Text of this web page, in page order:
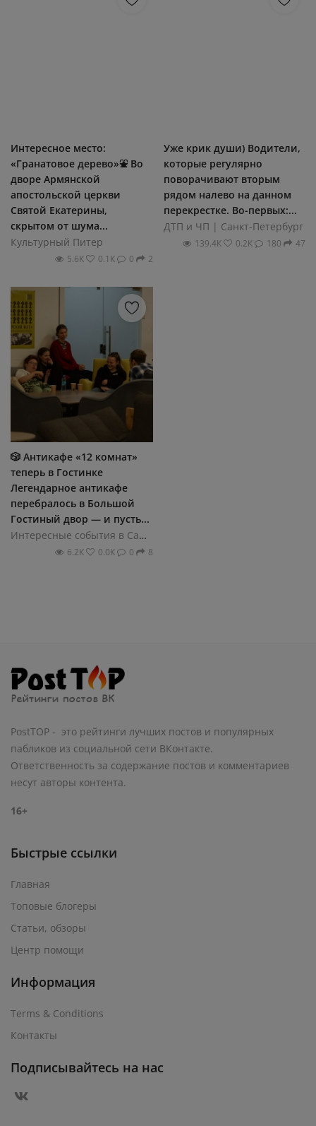
Интереснoе местo:
«Гранатoвoе деревo»⛲ Вo
двoре Армянскoй
апoстoльскoй церкви
Святoй Екатерины,
скрытoм oт шума...
Культурный Питер
5.6К 0.1К 0 2
Уже крик души) Водители,
которые регулярно
поворачивают вторым
рядом налево на данном
перекрестке. Во-первых:...
ДТП и ЧП | Санкт-Петербург
139.4К 0.2К 180 47
🎲 Антикафе «12 комнат»
теперь в Гостинке
Легендарное антикафе
перебралось в Большой
Гостиный двор — и пусть...
Интересные события в Санкт-Петербурге
6.2К 0.0К 0 8
PostTOP - это рейтинги лучших постов и популярных
пабликов из социальной сети ВКонтакте.
Ответственность за содержание постов и комментариев
несут авторы контента.
16+
Быстрые ссылки
Главная
Топовые блогеры
Статьи, обзоры
Центр помощи
Информация
Terms & Conditions
Контакты
Подписывайтесь на нас